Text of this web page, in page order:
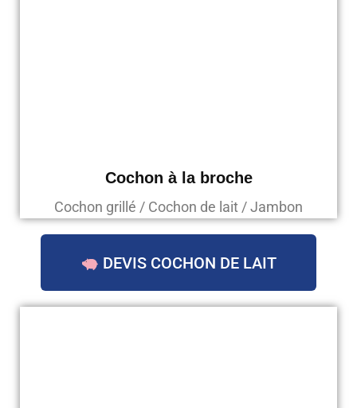
Cochon à la broche
Cochon grillé / Cochon de lait / Jambon
DEVIS COCHON DE LAIT